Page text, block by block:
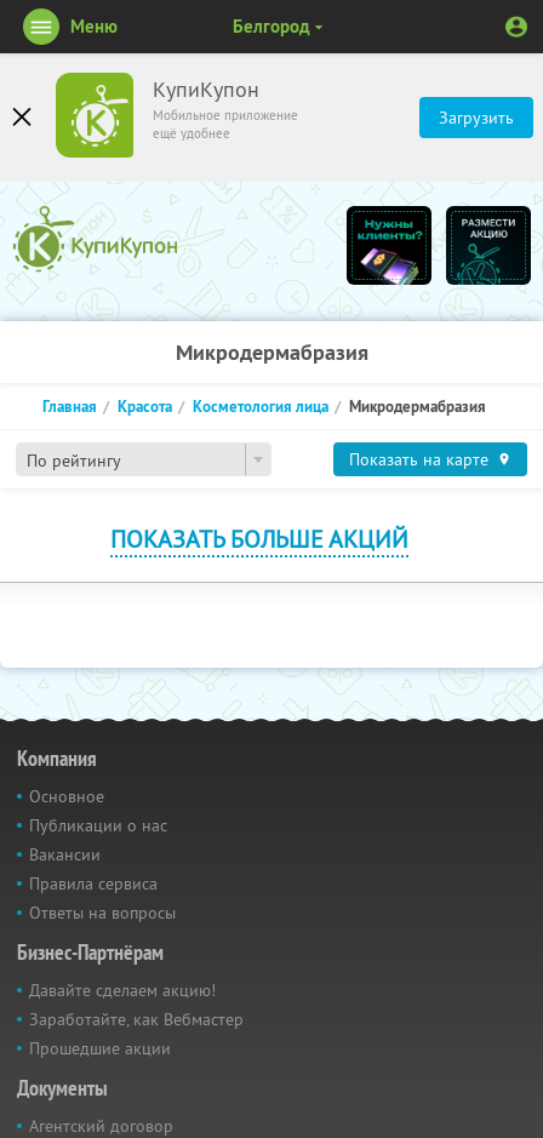
КупиКупон
Мобильное приложение
ещё удобнее
Загрузить
Меню Белгород
Микродермабразия
По рейтингу
Главная Красота Косметология лица Микродермабразия
Показать на карте
ПОКАЗАТЬ БОЛЬШЕ АКЦИЙ
Компания
Основное
Публикации о нас
Вакансии
Правила сервиса
Ответы на вопросы
Бизнес-Партнёрам
Давайте сделаем акцию!
Заработайте, как Вебмастер
Прошедшие акции
Документы
Агентский договор